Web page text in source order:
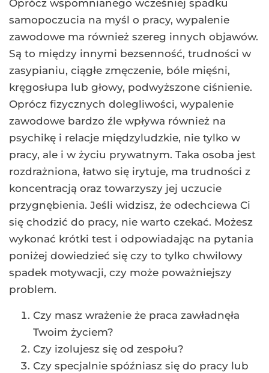
Oprócz wspomnianego wcześniej spadku
samopoczucia na myśl o pracy, wypalenie
zawodowe ma również szereg innych objawów.
Są to między innymi bezsenność, trudności w
zasypianiu, ciągłe zmęczenie, bóle mięśni,
kręgosłupa lub głowy, podwyższone ciśnienie.
Oprócz fizycznych dolegliwości, wypalenie
zawodowe bardzo źle wpływa również na
psychikę i relacje międzyludzkie, nie tylko w
pracy, ale i w życiu prywatnym. Taka osoba jest
rozdrażniona, łatwo się irytuje, ma trudności z
koncentracją oraz towarzyszy jej uczucie
przygnębienia. Jeśli widzisz, że odechciewa Ci
się chodzić do pracy, nie warto czekać. Możesz
wykonać krótki test i odpowiadając na pytania
poniżej dowiedzieć się czy to tylko chwilowy
spadek motywacji, czy może poważniejszy
problem.
Czy masz wrażenie że praca zawładnęła
Twoim życiem?
Czy izolujesz się od zespołu?
Czy specjalnie spóźniasz się do pracy lub